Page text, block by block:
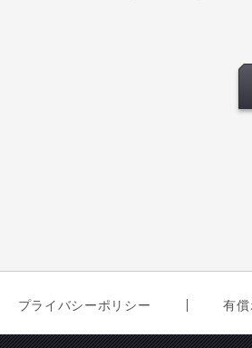
プライバシーポリシー 有